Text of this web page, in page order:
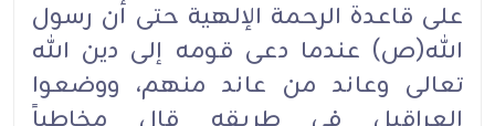
على قاعدة الرحمة الإلهية حتى أن رسول
الله(ص) عندما دعى قومه إلى دين الله
تعالى وعاند من عاند منهم، ووضعوا